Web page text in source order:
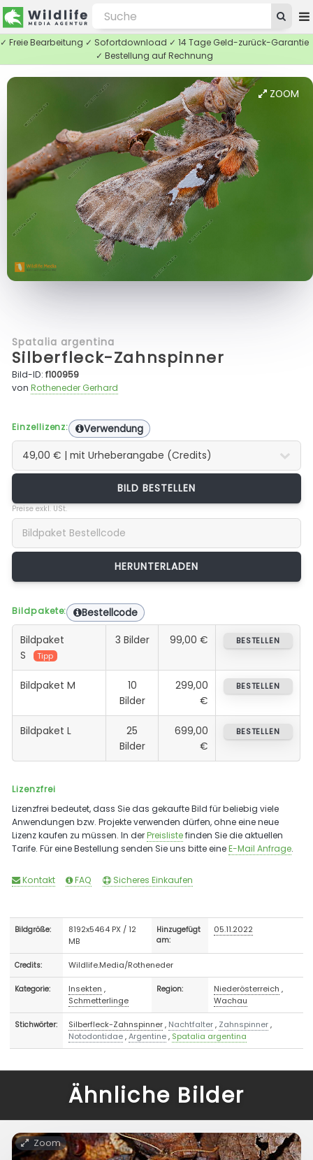
✓ Freie Bearbeitung ✓ Sofortdownload ✓ 14 Tage Geld-zurück-Garantie
✓ Bestellung auf Rechnung
ZOOM
Spatalia argentina
Silberfleck-Zahnspinner
Bild-ID:f100959
vonRotheneder Gerhard
Einzellizenz: Verwendung
BILD BESTELLEN
Preise exkl. USt.
Bildpakete: Bestellcode
Bildpaket
S
Tipp
3 Bilder 99,00 € BESTELLEN
Bildpaket M
10
Bilder
299,00
€
BESTELLEN
Bildpaket L
25
Bilder
699,00
€
BESTELLEN
Lizenzfrei
Lizenzfrei bedeutet, dass Sie das gekaufte Bild für beliebig viele
Anwendungen bzw. Projekte verwenden dürfen, ohne eine neue
Lizenz kaufen zu müssen. In derPreislistefinden Sie die aktuellen
Tarife. Für eine Bestellung senden Sie uns bitte eineE-Mail Anfrage.
Kontakt FAQ Sicheres Einkaufen
Bildgröße:
8192x5464 PX / 12
MB
Hinzugefügt
am:
05.11.2022
Credits: Wildlife.Media/Rotheneder
Kategorie: Insekten ,
Schmetterlinge
Region: Niederösterreich ,
Wachau
Stichwörter: Silberfleck-Zahnspinner, Nachtfalter, Zahnspinner,
Notodontidae,Argentine, Spatalia argentina
Ähnliche Bilder
Zoom